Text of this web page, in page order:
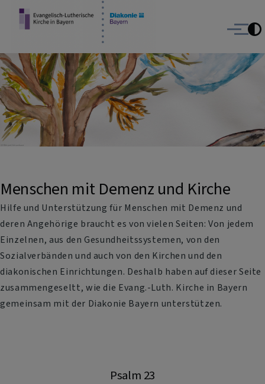
Direkt zum Inhalt
Menschen mit Demenz und Kirche
Angebote und Impulse der Evangelisch-Lutherischen Kirche in
Bayern und der Diakonie Bayern
Menü
Menschen mit Demenz und Kirche
Hilfe und Unterstützung für Menschen mit Demenz und
deren Angehörige braucht es von vielen Seiten: Von jedem
Einzelnen, aus den Gesundheitssystemen, von den
Sozialverbänden und auch von den Kirchen und den
diakonischen Einrichtungen. Deshalb haben auf dieser Seite
zusammengeseltt, wie die Evang.-Luth. Kirche in Bayern
gemeinsam mit der Diakonie Bayern unterstützen.
Psalm 23